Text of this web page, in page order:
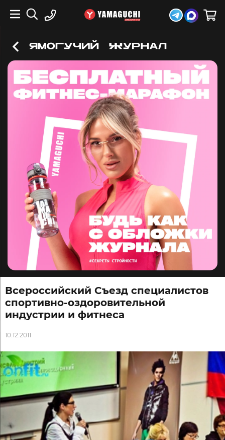
Всероссийский Съезд специалистов
спортивно-оздоровительной
индустрии и фитнеса
10.12.2011